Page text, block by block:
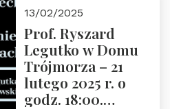
13/02/2025
Prof. Ryszard
Legutko w Domu
Trójmorza – 21
lutego 2025 r. o
godz. 18:00.